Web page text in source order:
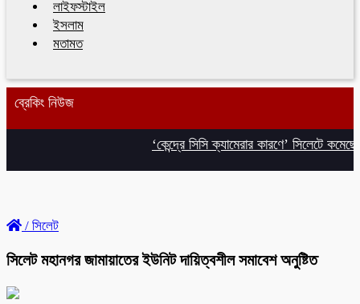
লাইফস্টাইল
ইসলাম
মতামত
ব্রেকিং নিউজ
‘কেন্দ্রে সিসি ক্যামেরার কারণে’ সিলেটে কমেছে
/ সিলেট
সিলেট মহানগর জামায়াতের ইউনিট দায়িত্বশীল সমাবেশ অনুষ্টিত